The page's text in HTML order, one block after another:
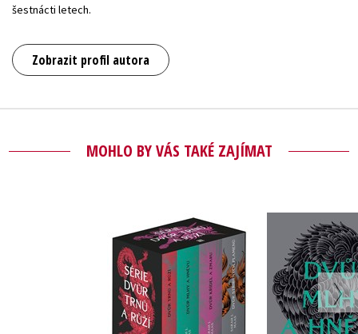
šestnácti letech.
Zobrazit profil autora
MOHLO BY VÁS TAKÉ ZAJÍMAT
Dvůr trnů a růží -
box 1-4
Sarah J. Maas
Dvůr mlhy
Sarah J.